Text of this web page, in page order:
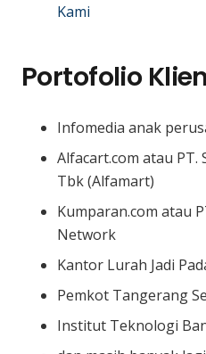
Kami
Portofolio
Infomedia anak
Alfacart.com atau
Tbk (Alfamart)
Kumparan.com atau
Network
Kantor Lurah Jadi
Pemkot Tangerang
Institut Teknologi